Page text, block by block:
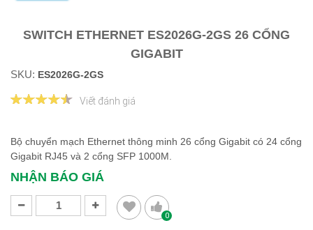
SWITCH ETHERNET ES2026G-2GS 26 CỔNG
GIGABIT
SKU: ES2026G-2GS
Viết đánh giá
Bộ chuyển mạch Ethernet thông minh 26 cổng Gigabit có 24 cổng
Gigabit RJ45 và 2 cổng SFP 1000M.
NHẬN BÁO GIÁ
0